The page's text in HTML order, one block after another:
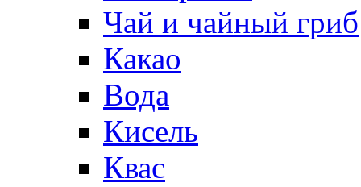
Чай и чайный гриб
Какао
Вода
Кисель
Квас